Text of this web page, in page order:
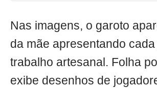
Nas imagens, o garoto
da mãe apresentando
trabalho artesanal. Folha
exibe desenhos de